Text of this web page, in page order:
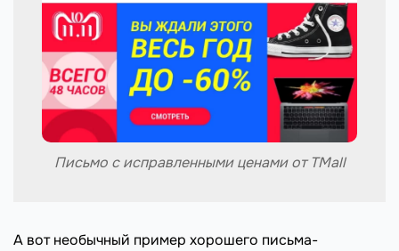
Письмо с исправленными ценами от TMall
А вот необычный пример хорошего письма-